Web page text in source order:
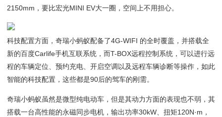
2150mm，要比宏光MINI EV大一圈，空间上不用担心。
科技配置方面，奇瑞小蚂蚁配备了4G-WIFI 的全时覆盖，并搭载全
新的百度Carlife手机互联系统，而T-BOX远程控制系统，可以进行远
程的车辆定位、预约充电、开启空调以及远程车辆诊断等操作，如此
智能的科技配置，这些都是90后的驾车的刚需。
奇瑞小蚂蚁虽然是微型纯电动车，但是其动力方面的表现也不弱，其
搭载一台高性能的永磁同步电机，输出功率30kW、扭矩120N·m，